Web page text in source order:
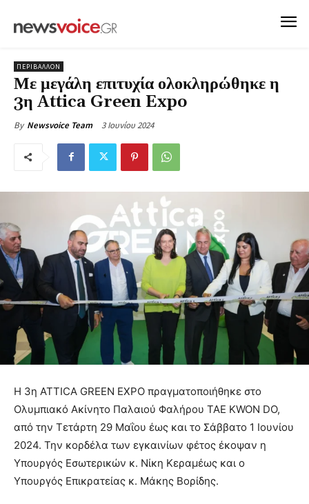
ΠΕΡΙΒΑΛΛΟΝ
Με μεγάλη επιτυχία ολοκληρώθηκε η
3η Attica Green Expo
By Newsvoice Team 3 Ιουνίου 2024
Η 3η ATTICA GREEN EXPO πραγματοποιήθηκε στο
Ολυμπιακό Ακίνητο Παλαιού Φαλήρου TAE KWON DO,
από την Τετάρτη 29 Μαΐου έως και το Σάββατο 1 Ιουνίου
2024. Την κορδέλα των εγκαινίων φέτος έκοψαν η
Υπουργός Εσωτερικών κ. Νίκη Κεραμέως και ο
Υπουργός Επικρατείας κ. Μάκης Βορίδης.